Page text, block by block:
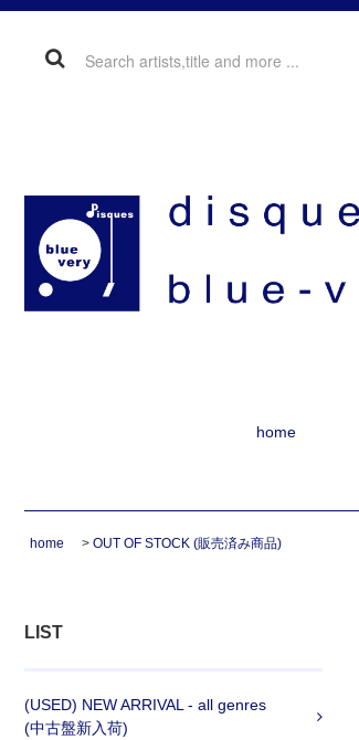
home
home > OUT OF STOCK (販売済み商品)
LIST
(USED) NEW ARRIVAL - all genres
(中古盤新入荷)